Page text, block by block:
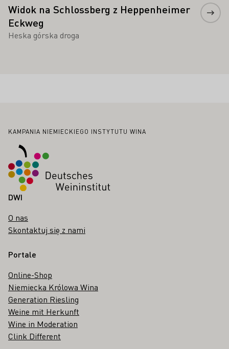
Widok na Schlossberg z Heppenheimer
Eckweg
Heska górska droga
Stopka
KAMPANIA NIEMIECKIEGO INSTYTUTU WINA
DWI
O nas
Skontaktuj się z nami
Portale
Online-Shop
Niemiecka Królowa Wina
Generation Riesling
Weine mit Herkunft
Wine in Moderation
Clink Different